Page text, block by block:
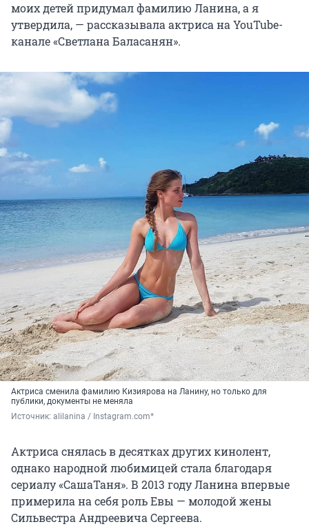
моих детей придумал фамилию Ланина, а я
утвердила, — рассказывала актриса на YouTube-
канале «Светлана Баласанян».
Актриса сменила фамилию Кизиярова на Ланину, но только для
публики, документы не меняла
Источник: alilanina / Instagram.com*
Актриса снялась в десятках других кинолент,
однако народной любимицей стала благодаря
сериалу «СашаТаня». В 2013 году Ланина впервые
примерила на себя роль Евы — молодой жены
Сильвестра Андреевича Сергеева.